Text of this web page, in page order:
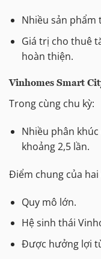
Nhiều sản phẩm
Giá trị cho thuê
hoàn thiện.
Vinhomes Smart
Trong cùng chu kỳ:
Nhiều phân
khoảng 2,5 lần.
Điểm chung của hai
Quy mô lớn.
Hệ sinh thái
Được hưởng lợi